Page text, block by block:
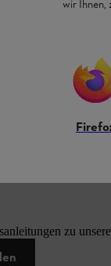
EN 352
zum
zu
wir Ihnen,